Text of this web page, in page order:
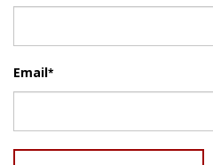
Email*